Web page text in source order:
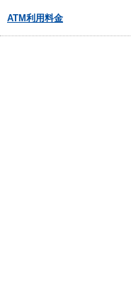
ATM利用料金